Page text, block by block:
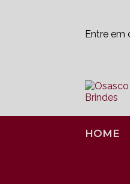
Entre em
HOME